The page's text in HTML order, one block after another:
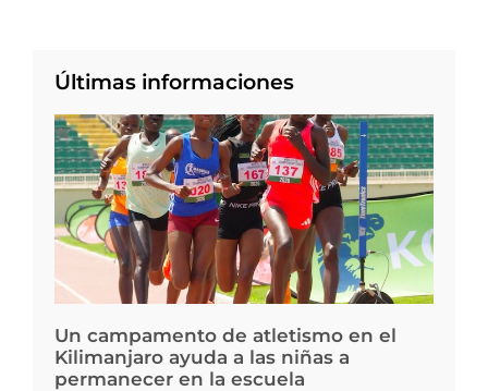
Últimas informaciones
Un campamento de atletismo en el
Kilimanjaro ayuda a las niñas a
permanecer en la escuela